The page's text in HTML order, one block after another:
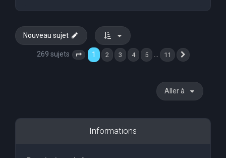
Nouveau sujet
269 sujets Page 1 sur 11
1 2 3 4 5 11
Aller à
Informations